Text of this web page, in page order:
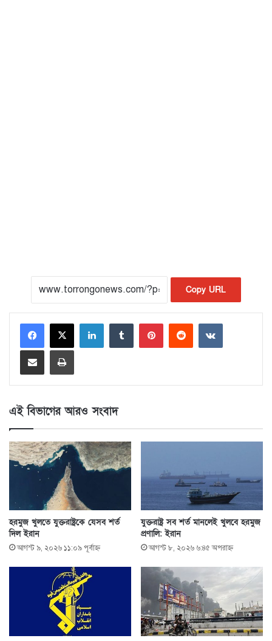
Copy URL
LinkedIn
এই বিভাগের আরও সংবাদ
হরমুজ খুলতে যুক্তরাষ্ট্রকে যেসব শর্ত
দিল ইরান
আগস্ট ৯, ২০২৬ ১১:০৯ পূর্বাহ্ণ
যুক্তরাষ্ট্র সব শর্ত মানলেই খুলবে হরমুজ
প্রণালি: ইরান
আগস্ট ৮, ২০২৬ ৬:৪৫ অপরাহ্ণ